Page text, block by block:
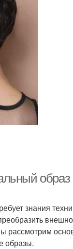
образ
знания
рассмотрим
образы.